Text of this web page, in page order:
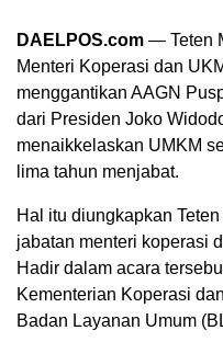
DAELPOS.com — Teten
Menteri Koperasi dan
menggantikan AAGN
dari Presiden Joko
menaikkelaskan UMKM
lima tahun menjabat.
Hal itu diungkapkan
jabatan menteri koperasi
Hadir dalam acara
Kementerian Koperasi
Badan Layanan Umum